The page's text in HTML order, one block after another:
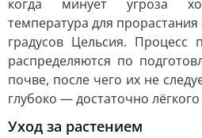
когда минует угроза
температура для прорастания
градусов Цельсия. Процесс
распределяются по
почве, после чего их не
глубоко — достаточно
Уход за растением